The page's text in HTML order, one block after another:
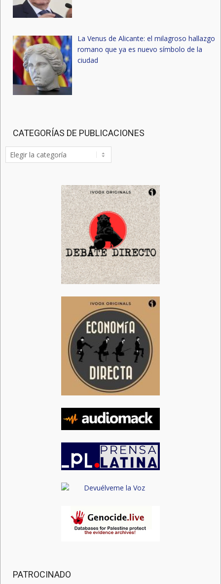
La Venus de Alicante: el milagroso hallazgo
romano que ya es nuevo símbolo de la
ciudad
CATEGORÍAS DE PUBLICACIONES
Categorías
de
PATROCINADO